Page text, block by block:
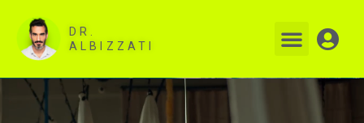
contenido
DR.
ALBIZZATI
Menú